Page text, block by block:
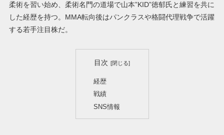
柔術を習い始め、柔術名門の道場で山本”KID”徳郁氏と練習を共に
した経歴を持つ。MMA転向後はパンクラスや格闘代理戦争で活躍
する若手注目株だ。
目次
経歴
戦績
SNS情報